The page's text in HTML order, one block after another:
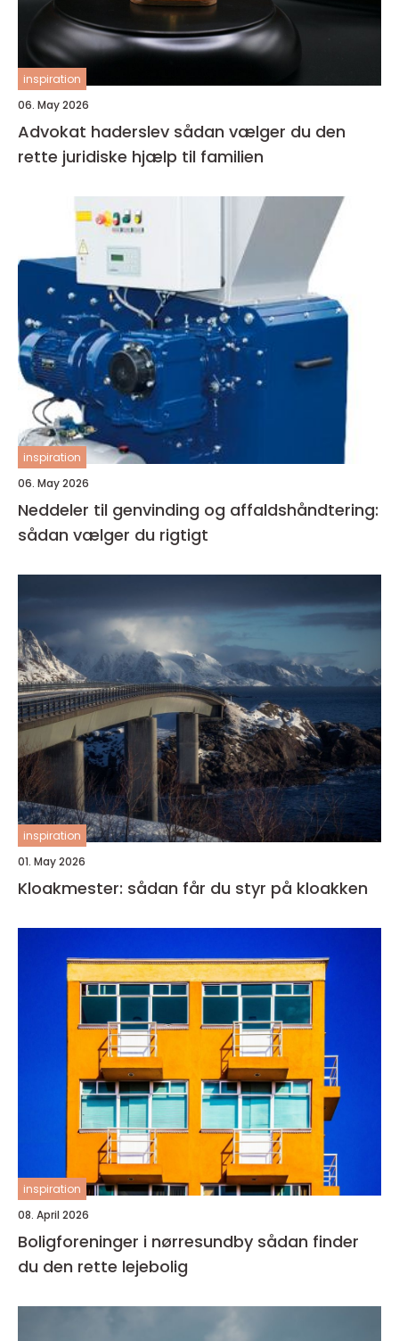
inspiration
06. May 2026
Advokat haderslev sådan vælger du den
rette juridiske hjælp til familien
inspiration
06. May 2026
Neddeler til genvinding og affaldshåndtering:
sådan vælger du rigtigt
inspiration
01. May 2026
Kloakmester: sådan får du styr på kloakken
inspiration
08. April 2026
Boligforeninger i nørresundby sådan finder
du den rette lejebolig